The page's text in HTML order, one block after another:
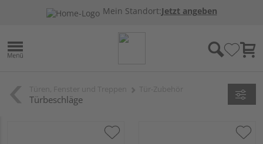
Mein Standort:Jetzt angeben
Türbeschläge